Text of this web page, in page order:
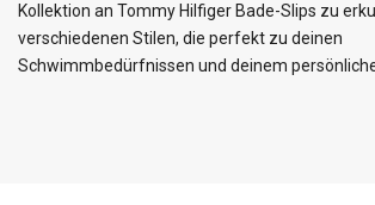
Kollektion an Tommy Hilfiger Bade-Slips zu
verschiedenen Stilen, die perfekt zu deinen
Schwimmbedürfnissen und deinem